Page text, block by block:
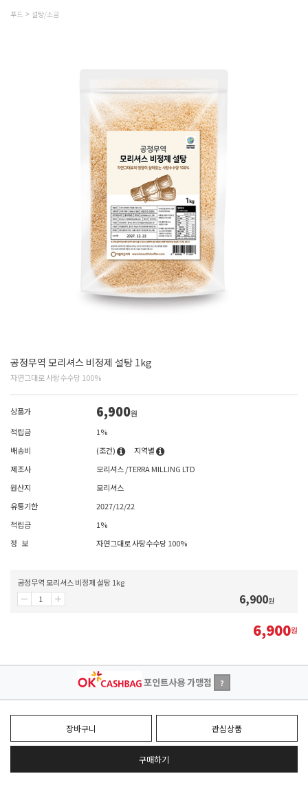
푸드 설탕/소금
공정무역 모리셔스 비정제 설탕 1kg
자연그대로 사탕수수당 100%
상품가 6,900원
적립금
1%
배송비
(조건)
지역별
제조사
모리셔스 /TERRA MILLING LTD
원산지
모리셔스
유통기한
2027/12/22
적립금
1%
정 보
자연그대로 사탕수수당 100%
공정무역 모리셔스 비정제 설탕 1kg
6,900원
6,900원
포인트사용 가맹점 ?
장바구니 관심상품
구매하기